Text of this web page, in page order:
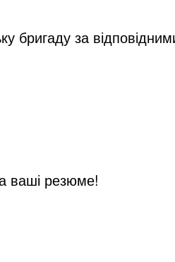
бригаду за
ваші резюме!